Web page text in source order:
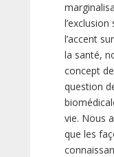
l’accent
la santé,
concept
question
vie. Nous
que les